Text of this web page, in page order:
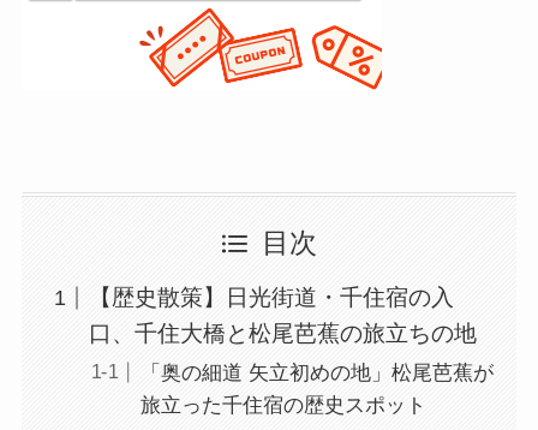
目次
【歴史散策】日光街道・千住宿の入
口、千住大橋と松尾芭蕉の旅立ちの地
「奥の細道 矢立初めの地」松尾芭蕉が
旅立った千住宿の歴史スポット